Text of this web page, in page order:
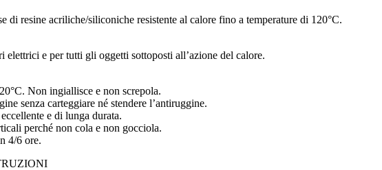
di resine acriliche/siliconiche resistente al calore fino a temperature di 120°C.
e per tutti gli oggetti sottoposti all’azione del calore.
Non ingiallisce e non screpola.
senza carteggiare né stendere l’antiruggine.
e di lunga durata.
perché non cola e non gocciola.
4/6 ore.